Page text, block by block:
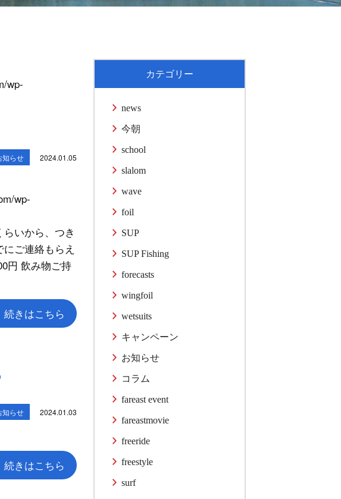
wp-
知らせ 2024.01.05
wp-
いから、つき
ご連絡もらえ
円 飲み物ご持
続きはこちら
知らせ 2024.01.03
続きはこちら
カテゴリー
news
今朝
school
slalom
wave
foil
SUP
SUP Fishing
forecasts
wingfoil
wetsuits
キャンペーン
お知らせ
コラム
fareast event
fareastmovie
freeride
freestyle
surf